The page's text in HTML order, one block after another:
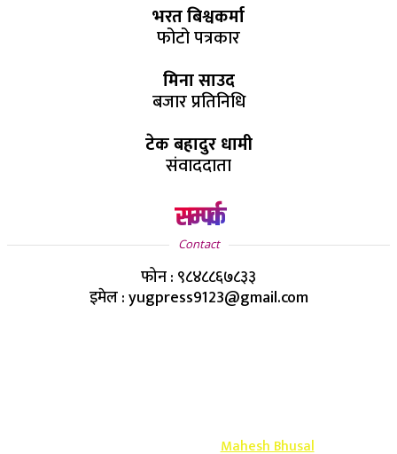
भरत बिश्वकर्मा
फोटो पत्रकार
मिना साउद
बजार प्रतिनिधि
टेक बहादुर धामी
संवाददाता
सम्पर्क
Contact
फोन : ९८४८८६७८३३
इमेल : yugpress9123@gmail.com
Design & Develop By-Mahesh Bhusal